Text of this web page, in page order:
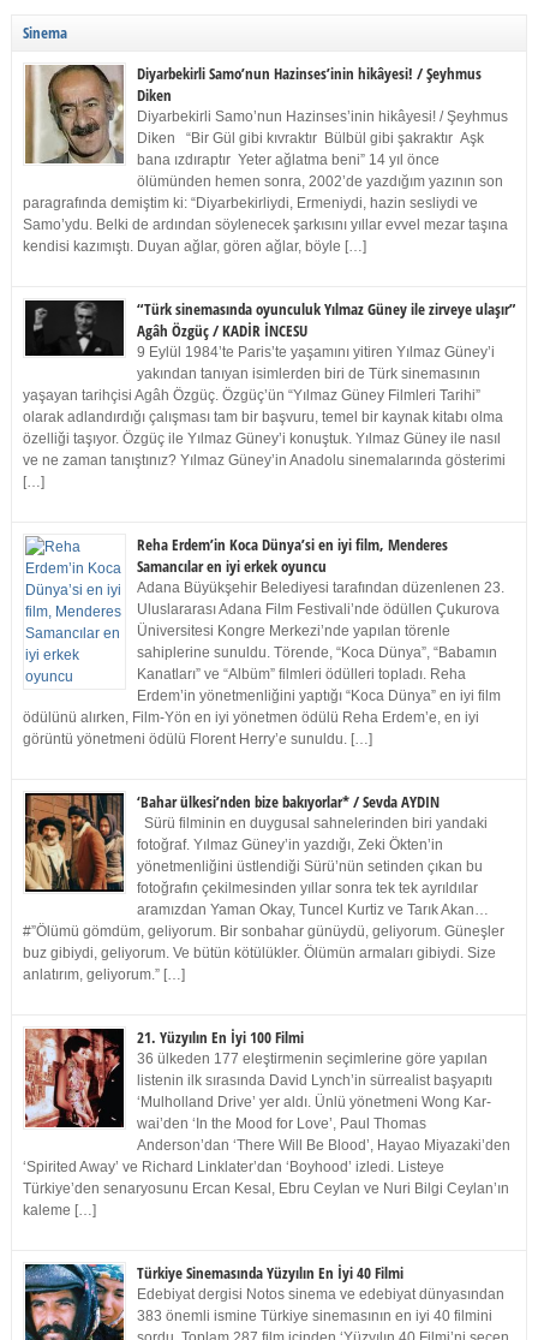
Sinema
Diyarbekirli Samo’nun Hazinses’inin hikâyesi! / Şeyhmus
Diken
Diyarbekirli Samo’nun Hazinses’inin hikâyesi! / Şeyhmus
Diken “Bir Gül gibi kıvraktır Bülbül gibi şakraktır Aşk
bana ızdıraptır Yeter ağlatma beni” 14 yıl önce
ölümünden hemen sonra, 2002’de yazdığım yazının son
paragrafında demiştim ki: “Diyarbekirliydi, Ermeniydi, hazin sesliydi ve
Samo’ydu. Belki de ardından söylenecek şarkısını yıllar evvel mezar taşına
kendisi kazımıştı. Duyan ağlar, gören ağlar, böyle […]
“Türk sinemasında oyunculuk Yılmaz Güney ile zirveye ulaşır”
Agâh Özgüç / KADİR İNCESU
9 Eylül 1984’te Paris’te yaşamını yitiren Yılmaz Güney’i
yakından tanıyan isimlerden biri de Türk sinemasının
yaşayan tarihçisi Agâh Özgüç. Özgüç’ün “Yılmaz Güney Filmleri Tarihi”
olarak adlandırdığı çalışması tam bir başvuru, temel bir kaynak kitabı olma
özelliği taşıyor. Özgüç ile Yılmaz Güney’i konuştuk. Yılmaz Güney ile nasıl
ve ne zaman tanıştınız? Yılmaz Güney’in Anadolu sinemalarında gösterimi
[…]
Reha Erdem’in Koca Dünya’si en iyi film, Menderes
Samancılar en iyi erkek oyuncu
Adana Büyükşehir Belediyesi tarafından düzenlenen 23.
Uluslararası Adana Film Festivali’nde ödüllen Çukurova
Üniversitesi Kongre Merkezi’nde yapılan törenle
sahiplerine sunuldu. Törende, “Koca Dünya”, “Babamın
Kanatları” ve “Albüm” filmleri ödülleri topladı. Reha
Erdem’in yönetmenliğini yaptığı “Koca Dünya” en iyi film
ödülünü alırken, Film-Yön en iyi yönetmen ödülü Reha Erdem’e, en iyi
görüntü yönetmeni ödülü Florent Herry’e sunuldu. […]
‘Bahar ülkesi’nden bize bakıyorlar* / Sevda AYDIN
Sürü filminin en duygusal sahnelerinden biri yandaki
fotoğraf. Yılmaz Güney’in yazdığı, Zeki Ökten’in
yönetmenliğini üstlendiği Sürü’nün setinden çıkan bu
fotoğrafın çekilmesinden yıllar sonra tek tek ayrıldılar
aramızdan Yaman Okay, Tuncel Kurtiz ve Tarık Akan…
#”Ölümü gömdüm, geliyorum. Bir sonbahar günüydü, geliyorum. Güneşler
buz gibiydi, geliyorum. Ve bütün kötülükler. Ölümün armaları gibiydi. Size
anlatırım, geliyorum.” […]
21. Yüzyılın En İyi 100 Filmi
36 ülkeden 177 eleştirmenin seçimlerine göre yapılan
listenin ilk sırasında David Lynch’in sürrealist başyapıtı
‘Mulholland Drive’ yer aldı. Ünlü yönetmeni Wong Kar-
wai’den ‘In the Mood for Love’, Paul Thomas
Anderson’dan ‘There Will Be Blood’, Hayao Miyazaki’den
‘Spirited Away’ ve Richard Linklater’dan ‘Boyhood’ izledi. Listeye
Türkiye’den senaryosunu Ercan Kesal, Ebru Ceylan ve Nuri Bilgi Ceylan’ın
kaleme […]
Türkiye Sinemasında Yüzyılın En İyi 40 Filmi
Edebiyat dergisi Notos sinema ve edebiyat dünyasından
383 önemli ismine Türkiye sinemasının en iyi 40 filmini